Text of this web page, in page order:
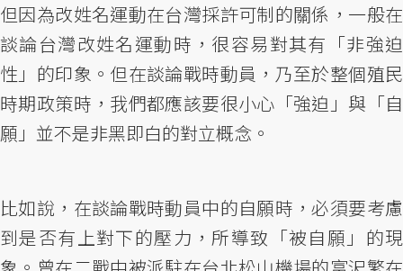
但因為改姓名運動在台灣採許可制的關係，一般在
談論台灣改姓名運動時，很容易對其有「非強迫
性」的印象。但在談論戰時動員，乃至於整個殖民
時期政策時，我們都應該要很小心「強迫」與「自
願」並不是非黑即白的對立概念。
比如說，在談論戰時動員中的自願時，必須要考慮
到是否有上對下的壓力，所導致「被自願」的現